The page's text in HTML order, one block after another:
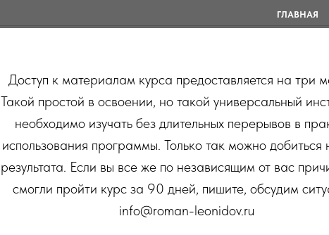
ГЛАВНАЯ
Доступ к материалам курса предоставляется на три
Такой простой в освоении, но такой универсальный
необходимо изучать без длительных перерывов в
использования программы. Только так можно добиться
результата. Если вы все же по независящим от вас
смогли пройти курс за 90 дней, пишите, обсудим
info@roman-leonidov.ru